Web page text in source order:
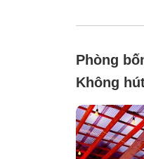
Phòng
Không